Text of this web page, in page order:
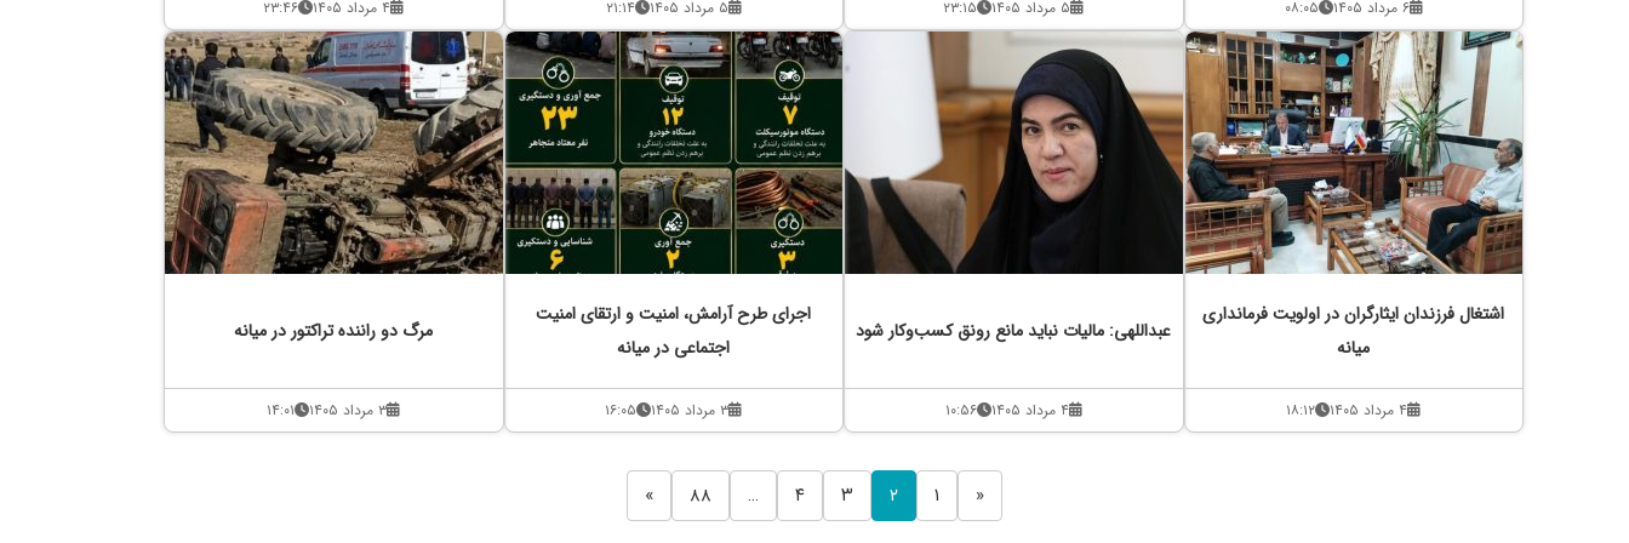
۶ مرداد ۱۴۰۵ ۰۸:۰۵ ۵ مرداد ۱۴۰۵ ۲۳:۱۵ ۵ مرداد ۱۴۰۵ ۲۱:۱۴ ۴ مرداد ۱۴۰۵ ۲۳:۴۶
اشتغال فرزندان ایثارگران در اولویت فرمانداری
میانه
۴ مرداد ۱۴۰۵ ۱۸:۱۲
عبداللهی: مالیات نباید مانع رونق کسب‌وکار شود
۴ مرداد ۱۴۰۵ ۱۰:۵۶
اجرای طرح آرامش، امنیت و ارتقای امنیت
اجتماعی در میانه
۳ مرداد ۱۴۰۵ ۱۶:۰۵
مرگ دو راننده تراکتور در میانه
۳ مرداد ۱۴۰۵ ۱۴:۰۱
« ۱ ۲ ۳ ۴ … ۸۸ »